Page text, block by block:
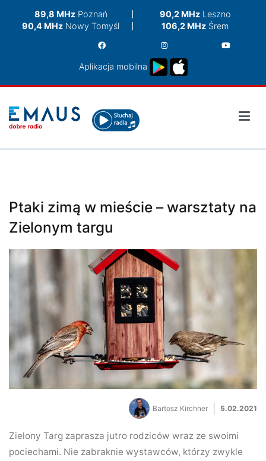
89,8 MHzPoznań 90,2 MHzLeszno
90,4 MHz Nowy Tomyśl 106,2 MHz Śrem
Aplikacja mobilna
Ptaki zimą w mieście – warsztaty na
Zielonym targu
Bartosz Kirchner 5.02.2021
Zielony Targ zaprasza jutro rodziców wraz ze swoimi
pociechami. Nie zabraknie wystawców, którzy zwykle